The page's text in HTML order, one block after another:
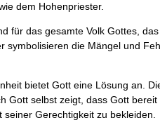
dem Hohenpriester.
für das gesamte Volk Gottes,
symbolisieren die Mängel und
bietet Gott eine Lösung an.
Gott selbst zeigt, dass Gott
Gerechtigkeit zu bekleiden.